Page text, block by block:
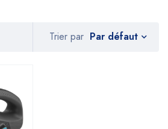
Trier par Par défaut